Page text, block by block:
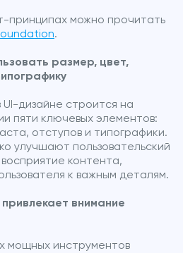
принципах можно прочитать
.
размер, цвет,
UI-дизайне строится на
пяти ключевых элементов:
отступов и типографики.
улучшают пользовательский
контента,
к важным деталям.
внимание
мощных инструментов